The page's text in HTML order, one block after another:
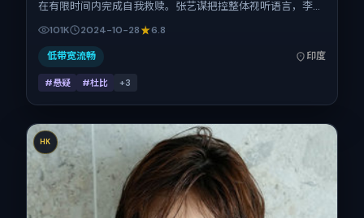
在有限时间内完成自我救赎。张艺谋把控整体视听语言，李秉
宪、菅田将晖、章子怡、安藤樱、河正宇、咏梅的表演层次丰
富。影片定于 2024-10-28 起陆续登陆院线与网络平台，国
庆档前后公映，片长164分钟。
101K 2024-10-28 6.8
低带宽流畅 印度
#悬疑 #杜比 +3
HK